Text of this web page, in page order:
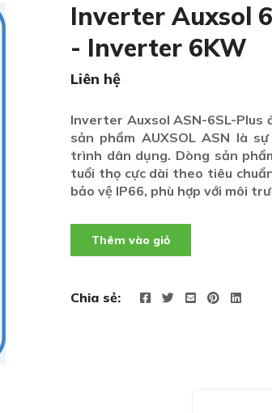
Inverter Auxsol
- Inverter 6KW
Liên hệ
Inverter Auxsol ASN-6SL-Plus
sản phẩm AUXSOL ASN là
trình dân dụng. Dòng sản
tuổi thọ cực dài theo tiêu
bảo vệ IP66, phù hợp với môi
Thêm vào giỏ
Chia sẻ: